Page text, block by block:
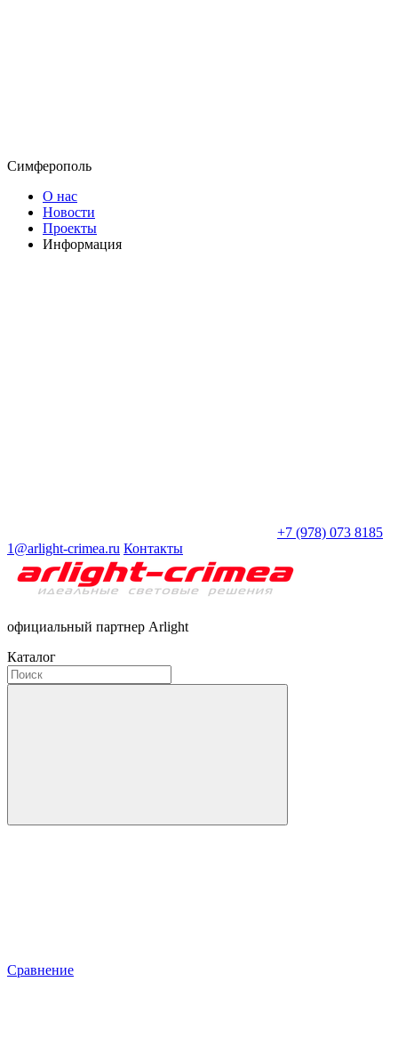
Симферополь
О нас
Новости
Проекты
Информация
+7 (978) 073 8185
1@arlight-crimea.ru Контакты
официальный партнер Arlight
Каталог
Сравнение